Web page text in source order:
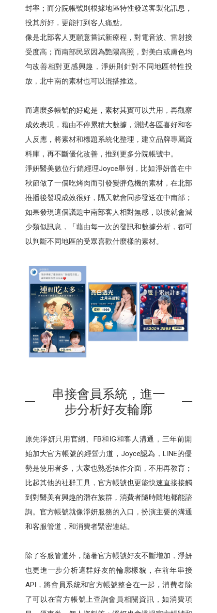
封率；而分院帳號則根據地區特性發送客製化訊息，
投其所好，更能打到客人痛點。
像是北部客人更願意嘗試新療程，對電音波、雷射接
受度高；而南部民眾因為艷陽高照，對美白或膚色均
勻改善相對更感興趣，淨妍則針對不同地區特性投
放，北中南的素材也可以混搭推送。
而這麼多帳號的好處是，素材其實可以共用，再觀察
成效表現，藉由不停累積大數據，測試各區喜好和客
人反應，將素材和標題系統化整理，建立品牌專屬資
料庫，再不斷優化改善，推到更多分院帳號中。
淨妍醫美數位行銷經理Joyce舉例，比如淨妍曾在中
秋節做了一個吃烤肉而引發變胖危機的素材，在北部
推播後發現成效很好，隔天就會同步發送在中南部；
如果發現這個議題中南部客人相對無感，以後就會減
少類似訊息，「藉由每一次的發訊和數據分析，都可
以判斷不同地區的受眾喜歡什麼樣的素材。
串接會員系統，進一
步分析好友輪廓
原先淨妍只用官網、FB和IG和客人溝通，三年前開
始加大官方帳號的經營力道，Joyce認為，LINE的優
勢是使用者多，大家也熟悉操作介面，不用再教育；
比起其他的社群工具，官方帳號也更能快速直接接觸
到對醫美有興趣的潛在族群，消費者隨時隨地都能諮
詢。官方帳號就像淨妍服務的入口，扮演主要的溝通
和客服管道，和消費者緊密連結。
除了客服管道外，隨著官方帳號好友不斷增加，淨妍
也更進一步分析這群好友的輪廓樣貌，在前年串接
API，將會員系統和官方帳號整合在一起，消費者除
了可以在官方帳號上查詢會員相關資訊，如消費項